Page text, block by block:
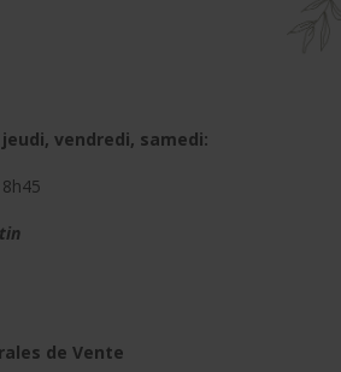
vendredi, samedi:
de Vente